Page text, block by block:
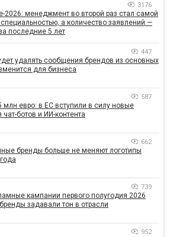
3176
2026: менеджмент во второй раз стал самой
а количество заявлений —
последние 5 лет
447
удалять сообщения брендов из основных
для бизнеса
587
млн евро: в ЕС вступили в силу новые
ботов и ИИ-контента
662
бренды больше не меняют логотипы
739
кампании первого полугодия 2026
задавали тон в отрасли
952